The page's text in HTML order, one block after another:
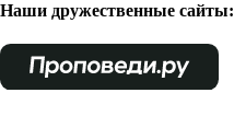
Наши дружественные сайты: